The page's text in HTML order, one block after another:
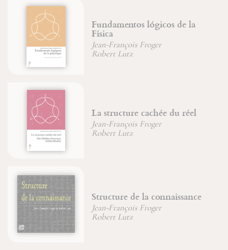
Fundamentos lógicos de la
Jean-François Froger
Robert Lutz
La structure cachée du réel
Jean-François Froger
Robert Lutz
Structure de la connaissance
Jean-François Froger
Robert Lutz